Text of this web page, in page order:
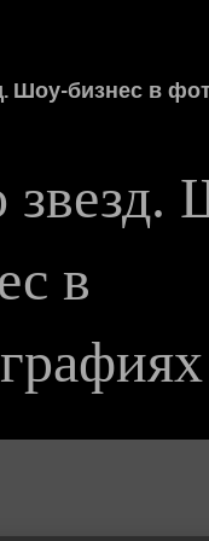
Шоу-бизнес в
звезд.
в